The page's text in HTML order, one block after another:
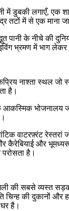
में डुबकी लगाएँ, एक
तटों में से एक माना
पानी के नीचे की
भ्रमण में भाग
नाश्ता स्थल जो
है।
आकस्मिक भोजनालय
वाटरफ़्रंट रेस्तरां
कैरेबियाई और
है।
की सबसे व्यस्त
चिन्ह की दुकानों और
है।